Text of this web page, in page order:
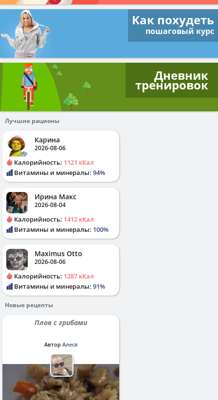
Как похудеть
пошаговый курс
Дневник
тренировок
Лучшие рационы
Карина
2026-08-06
Калорийность: 1121 кКал
Витамины и минералы: 94%
Ирина Макс
2026-08-04
Калорийность: 1412 кКал
Витамины и минералы: 100%
Maximus Otto
2026-08-06
Калорийность: 1287 кКал
Витамины и минералы: 91%
Новые рецепты
Плов с грибами
Автор Алеся